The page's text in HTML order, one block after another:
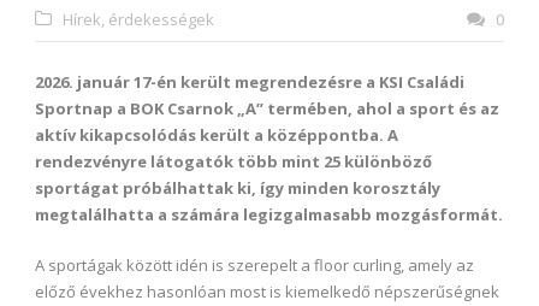
Hírek, érdekességek
0
2026. január 17-én került megrendezésre a KSI Családi
Sportnap a BOK Csarnok „A” termében, ahol a sport és az
aktív kikapcsolódás került a középpontba. A
rendezvényre látogatók több mint 25 különböző
sportágat próbálhattak ki, így minden korosztály
megtalálhatta a számára legizgalmasabb mozgásformát.
A sportágak között idén is szerepelt a floor curling, amely az
előző évekhez hasonlóan most is kiemelkedő népszerűségnek